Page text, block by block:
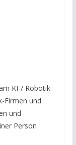
KI-/ Robotik-
Firmen und
und
Person